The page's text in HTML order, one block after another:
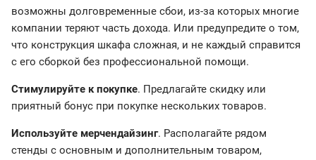
возможны долговременные сбои, из-за которых многие
компании теряют часть дохода. Или предупредите о том,
что конструкция шкафа сложная, и не каждый справится
с его сборкой без профессиональной помощи.
Стимулируйте к покупке. Предлагайте скидку или
приятный бонус при покупке нескольких товаров.
Используйте мерчендайзинг. Располагайте рядом
стенды с основным и дополнительным товаром,